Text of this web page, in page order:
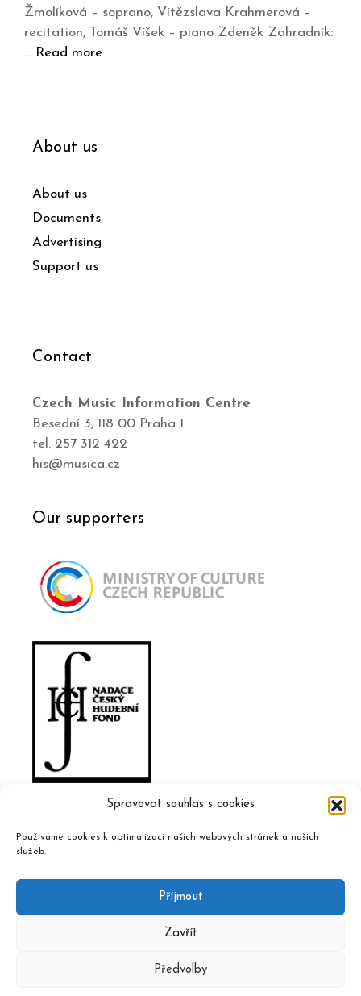
Spravovat souhlas s cookies
Používáme cookies k optimalizaci našich webových stránek a našich
služeb.
Příjmout
Zavřít
Předvolby
Žmolíková – soprano, Vítězslava Krahmerová –
recitation, Tomáš Víšek – piano Zdeněk Zahradník:
… Read more
About us
About us
Documents
Advertising
Support us
Contact
Czech Music Information Centre
Besední 3, 118 00 Praha 1
tel. 257 312 422
his@musica.cz
Our supporters